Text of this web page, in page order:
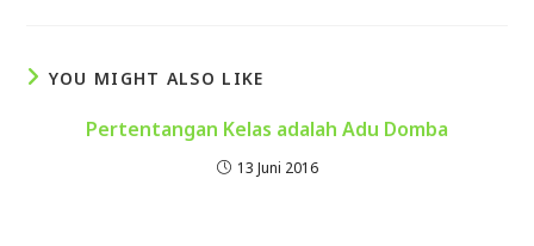
YOU MIGHT ALSO LIKE
Pertentangan Kelas adalah Adu Domba
13 Juni 2016